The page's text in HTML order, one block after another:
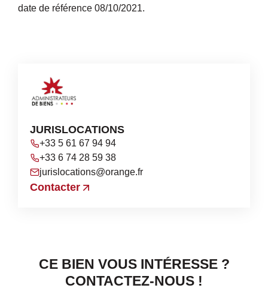
date de référence 08/10/2021.
JURISLOCATIONS
+33 5 61 67 94 94
+33 6 74 28 59 38
jurislocations@orange.fr
Contacter
CE BIEN VOUS INTÉRESSE ?
CONTACTEZ-NOUS !